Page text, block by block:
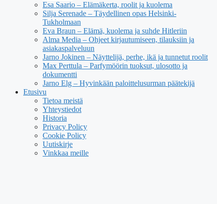
Esa Saario – Elämäkerta, roolit ja kuolema
Silja Serenade – Täydellinen opas Helsinki-
Tukholmaan
Eva Braun – Elämä, kuolema ja suhde Hitleriin
Alma Media – Ohjeet kirjautumiseen, tilauksiin ja
asiakaspalveluun
Jarno Jokinen – Näyttelijä, perhe, ikä ja tunnetut roolit
Max Perttula – Parfymöörin tuoksut, ulosotto ja
dokumentti
Jarno Elg – Hyvinkään paloittelusurman päätekijä
Etusivu
Tietoa meistä
Yhteystiedot
Historia
Privacy Policy
Cookie Policy
Uutiskirje
Vinkkaa meille